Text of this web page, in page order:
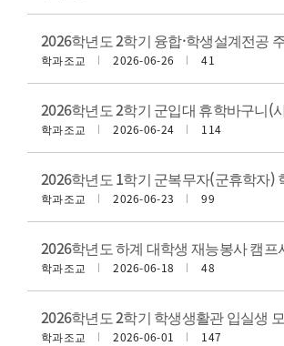
학과조교 2026-06-26 41
학과조교 2026-06-24 114
학과조교 2026-06-23 99
학과조교 2026-06-18 48
학과조교 2026-06-01 147